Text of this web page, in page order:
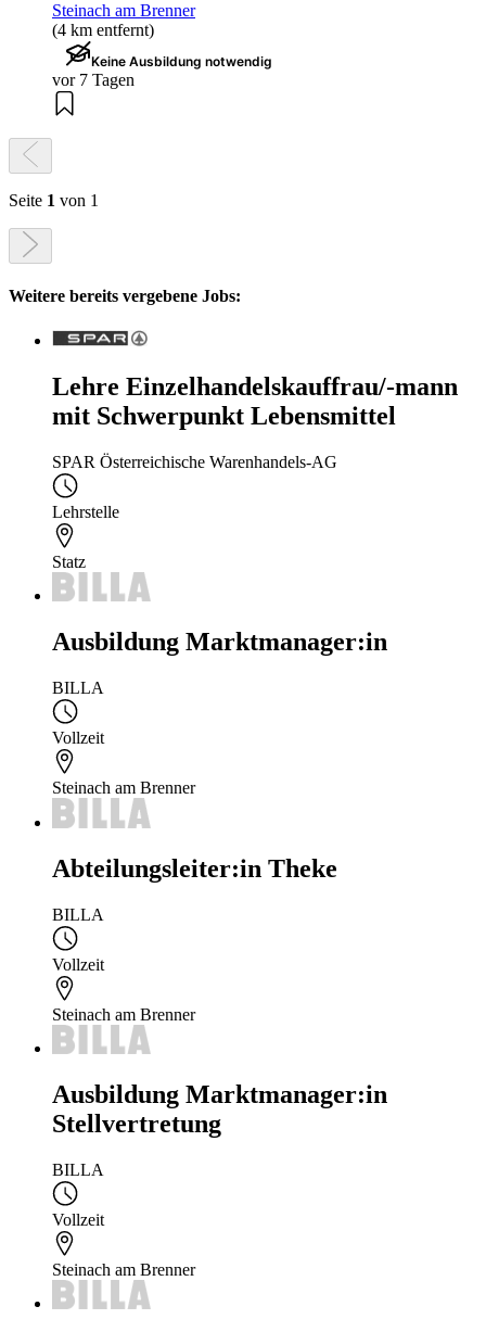
Steinach am Brenner
(4 km entfernt)
Keine Ausbildung notwendig
vor 7 Tagen
Seite 1 von 1
Weitere bereits vergebene Jobs:
Lehre Einzelhandelskauffrau/-mann
mit Schwerpunkt Lebensmittel
SPAR Österreichische Warenhandels-AG
Lehrstelle
Statz
Ausbildung Marktmanager:in
BILLA
Vollzeit
Steinach am Brenner
Abteilungsleiter:in Theke
BILLA
Vollzeit
Steinach am Brenner
Ausbildung Marktmanager:in
Stellvertretung
BILLA
Vollzeit
Steinach am Brenner